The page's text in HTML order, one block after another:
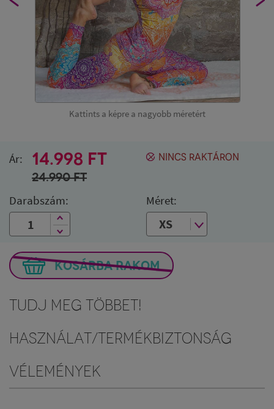
Kattints a képre a nagyobb méretért
NINCS RAKTÁRON
Ár: 14.998 FT
24.990FT
Darabszám:
Méret:
KOSÁRBA RAKOM
Tudj meg többet!
Használat/Termékbiztonság
Vélemények